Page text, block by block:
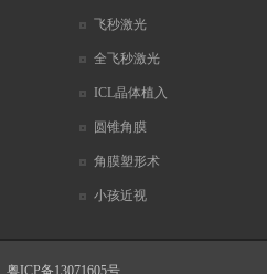
飞秒激光
全飞秒激光
ICL晶体植入
圆锥角膜
角膜塑形术
小孩近视
粤ICP备13071605号